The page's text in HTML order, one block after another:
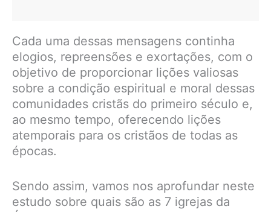
Cada uma dessas mensagens continha
elogios, repreensões e exortações, com o
objetivo de proporcionar lições valiosas
sobre a condição espiritual e moral dessas
comunidades cristãs do primeiro século e,
ao mesmo tempo, oferecendo lições
atemporais para os cristãos de todas as
épocas.
Sendo assim, vamos nos aprofundar neste
estudo sobre quais são as 7 igrejas da